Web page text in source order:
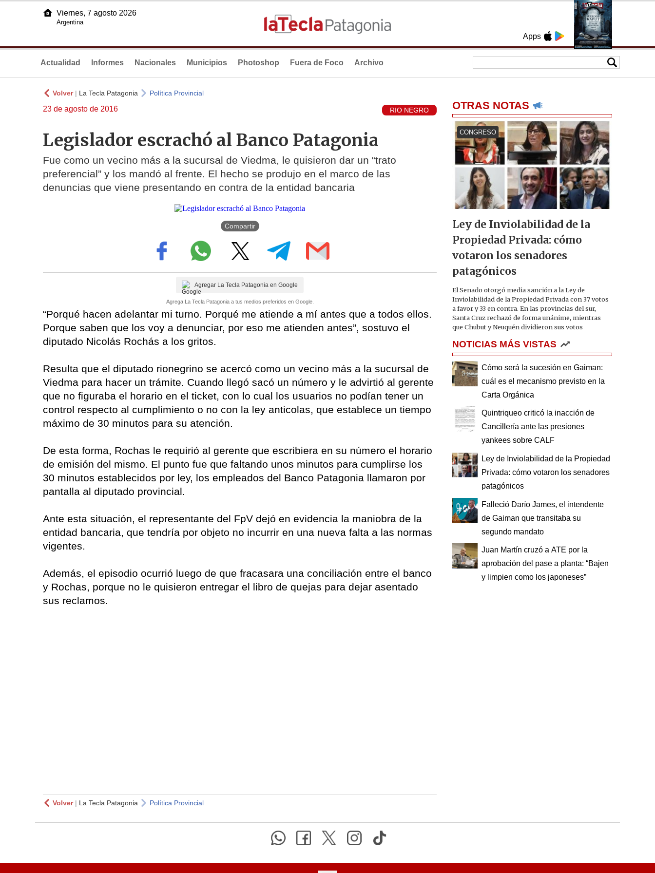
Apps
Viernes, 7 agosto 2026
Argentina
Actualidad Informes Nacionales Municipios Photoshop Fuera de Foco Archivo
Volver| La Tecla Patagonia Política Provincial
23 de agosto de 2016 RIO NEGRO
Legislador escrachó al Banco Patagonia
Fue como un vecino más a la sucursal de Viedma, le quisieron dar un “trato
preferencial” y los mandó al frente. El hecho se produjo en el marco de las
denuncias que viene presentando en contra de la entidad bancaria
Compartir
Agregar La Tecla Patagonia en Google
Agrega La Tecla Patagonia a tus medios preferidos en Google.
“Porqué hacen adelantar mi turno. Porqué me atiende a mí antes que a todos ellos.
Porque saben que los voy a denunciar, por eso me atienden antes”, sostuvo el
diputado Nicolás Rochás a los gritos.
Resulta que el diputado rionegrino se acercó como un vecino más a la sucursal de
Viedma para hacer un trámite. Cuando llegó sacó un número y le advirtió al gerente
que no figuraba el horario en el ticket, con lo cual los usuarios no podían tener un
control respecto al cumplimiento o no con la ley anticolas, que establece un tiempo
máximo de 30 minutos para su atención.
De esta forma, Rochas le requirió al gerente que escribiera en su número el horario
de emisión del mismo. El punto fue que faltando unos minutos para cumplirse los
30 minutos establecidos por ley, los empleados del Banco Patagonia llamaron por
pantalla al diputado provincial.
Ante esta situación, el representante del FpV dejó en evidencia la maniobra de la
entidad bancaria, que tendría por objeto no incurrir en una nueva falta a las normas
vigentes.
Además, el episodio ocurrió luego de que fracasara una conciliación entre el banco
y Rochas, porque no le quisieron entregar el libro de quejas para dejar asentado
sus reclamos.
Volver| La Tecla Patagonia Política Provincial
OTRAS NOTAS
CONGRESO
Ley de Inviolabilidad de la
Propiedad Privada: cómo
votaron los senadores
patagónicos
El Senado otorgó media sanción a la Ley de
Inviolabilidad de la Propiedad Privada con 37 votos
a favor y 33 en contra. En las provincias del sur,
Santa Cruz rechazó de forma unánime, mientras
que Chubut y Neuquén dividieron sus votos
NOTICIAS MÁS VISTAS
Cómo será la sucesión en Gaiman:
cuál es el mecanismo previsto en la
Carta Orgánica
Quintriqueo criticó la inacción de
Cancillería ante las presiones
yankees sobre CALF
Ley de Inviolabilidad de la Propiedad
Privada: cómo votaron los senadores
patagónicos
Falleció Darío James, el intendente
de Gaiman que transitaba su
segundo mandato
Juan Martín cruzó a ATE por la
aprobación del pase a planta: “Bajen
y limpien como los japoneses”